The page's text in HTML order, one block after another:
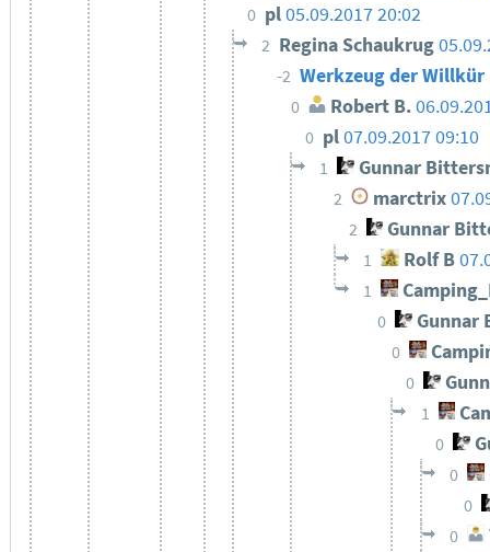
0 pl05.09.2017 20:02
2 Regina Schaukrug
-2 Werkzeug der Willkür
0 Robert B.
0 pl07.09.2017 09:10
1 Gunnar
2 marctrix
2 Gunnar
1 Rolf B
1
0 Gunnar
0
0
1
0
0
0
0